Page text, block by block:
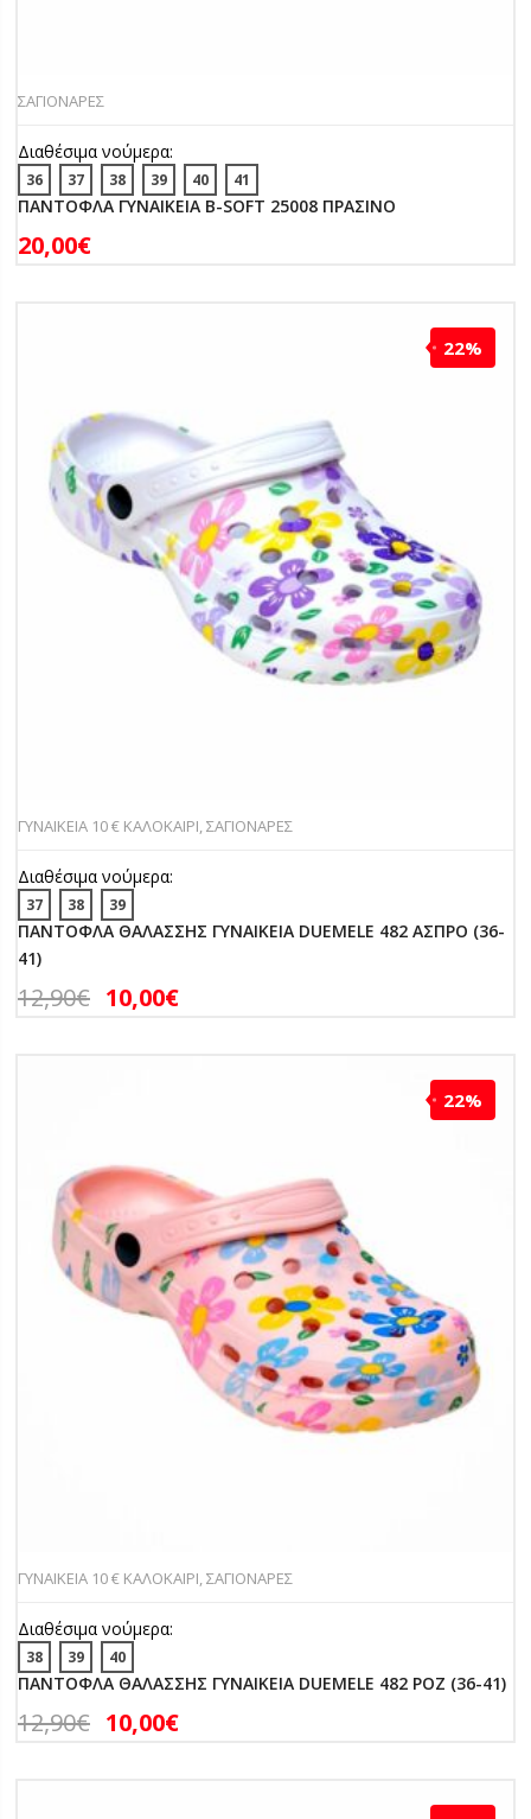
ΣΑΓΙΟΝΑΡΕΣ
Διαθέσιμα νούμερα:
36 37 38 39 40 41
ΠΑΝΤΟΦΛΑ ΓΥΝΑΙΚΕΙΑ B-SOFT 25008 ΠΡΑΣΙΝΟ
20,00€
22%
ΓΥΝΑΙΚΕΙΑ 10 € ΚΑΛΟΚΑΙΡΙ,ΣΑΓΙΟΝΑΡΕΣ
Διαθέσιμα νούμερα:
37 38 39
ΠΑΝΤΟΦΛΑ ΘΑΛΑΣΣΗΣ ΓΥΝΑΙΚΕΙΑ DUEMELE 482 ΑΣΠΡΟ (36-
41)
12,90€ 10,00€
22%
ΓΥΝΑΙΚΕΙΑ 10 € ΚΑΛΟΚΑΙΡΙ,ΣΑΓΙΟΝΑΡΕΣ
Διαθέσιμα νούμερα:
38 39 40
ΠΑΝΤΟΦΛΑ ΘΑΛΑΣΣΗΣ ΓΥΝΑΙΚΕΙΑ DUEMELE 482 ΡΟΖ (36-41)
12,90€ 10,00€